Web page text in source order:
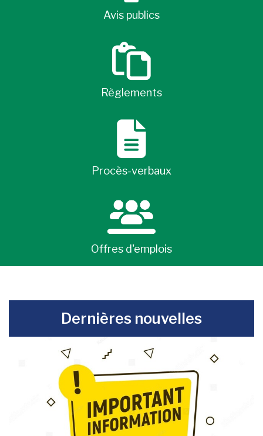
Avis publics
Règlements
Procès-verbaux
Offres d'emplois
Dernières nouvelles